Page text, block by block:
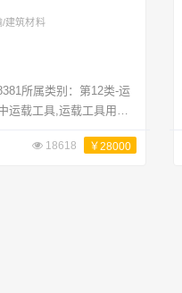
建筑材料
运载工具,运载工具用行
具）,汽车内饰件,自平
18618 ￥28000